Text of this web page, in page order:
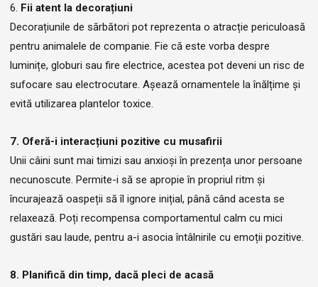
6. Fii atent la decorațiuni
Decorațiunile de sărbători pot reprezenta o atracție periculoasă
pentru animalele de companie. Fie că este vorba despre
luminițe, globuri sau fire electrice, acestea pot deveni un risc de
sufocare sau electrocutare. Așează ornamentele la înălțime și
evită utilizarea plantelor toxice.
7. Oferă-i interacțiuni pozitive cu musafirii
Unii câini sunt mai timizi sau anxioși în prezența unor persoane
necunoscute. Permite-i să se apropie în propriul ritm și
încurajează oaspeții să îl ignore inițial, până când acesta se
relaxează. Poți recompensa comportamentul calm cu mici
gustări sau laude, pentru a-i asocia întâlnirile cu emoții pozitive.
8. Planifică din timp, dacă pleci de acasă